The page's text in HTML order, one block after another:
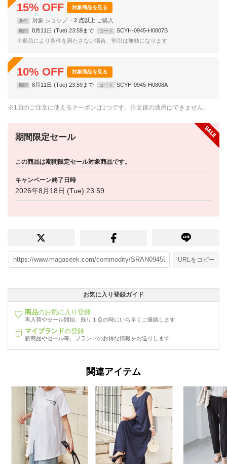
15% OFF 対象商品を見る
条件 対象 ショップ 2 点以上
期間 8月11日 (Tue) 23:59まで コード
SCYH-0945-H0807B
※返品により条件を満たさない場合、割引は無効になります
10% OFF 対象商品を見る
期間 8月11日 (Tue) 23:59まで コード SCYH-0945-H0808A
※1回のご注文に使えるクーポンは1つです。注文後の適用はできません。
期間限定セール
この商品は期間限定セール対象商品です。
キャンペーン終了日時
2026年8月18日 (Tue) 23:59
URLをコピー
お気に入り登録ガイド
商品のお気に入り登録
再入荷やセール開始、残り１点の時にいち早くご連絡します
マイブランドの登録
新商品やセール等、ブランドのお得な情報をお送りします
関連アイテム